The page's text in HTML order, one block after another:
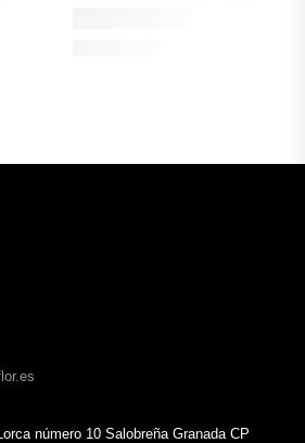
número 10 Salobreña Granada CP